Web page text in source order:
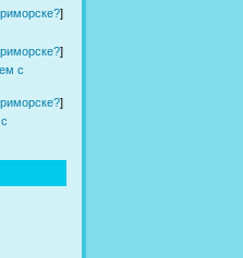
]
]
с
]